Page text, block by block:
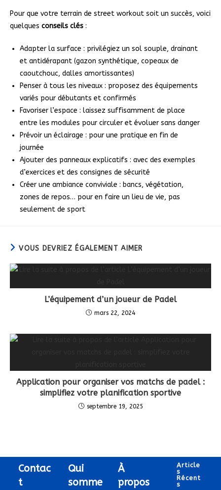
Pour que votre terrain de street workout soit un succès, voici
quelques conseils clés :
Adapter la surface : privilégiez un sol souple, drainant
et antidérapant (gazon synthétique, copeaux de
caoutchouc, dalles amortissantes)
Penser à tous les niveaux : proposez des équipements
variés pour débutants et confirmés
Favoriser l’espace : laissez suffisamment de place
entre les modules pour circuler et évoluer sans danger
Prévoir un éclairage : pour une pratique en fin de
journée
Ajouter des panneaux explicatifs : avec des exemples
d’exercices et des consignes de sécurité
Créer une ambiance conviviale : bancs, végétation,
zones de repos… pour en faire un lieu de vie, pas
seulement de sport
VOUS DEVRIEZ ÉGALEMENT AIMER
L’équipement d’un joueur de Padel
mars 22, 2024
Application pour organiser vos matchs de padel :
simplifiez votre planification sportive
septembre 19, 2025
Contac
t
Qui
somme
À
propos
Article
S
Récent
S